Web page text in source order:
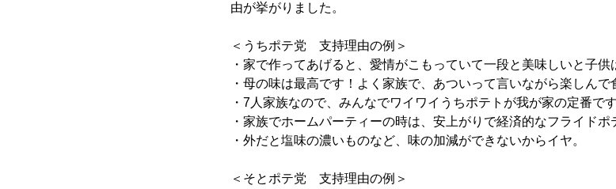
由が挙がりました。
＜うちポテ党 支持理由の例＞
・家で作ってあげると、愛情がこもっていて一段と美味しいと子供
・母の味は最高です！よく家族で、あついって言いながら楽しんで
・7人家族なので、みんなでワイワイうちポテトが我が家の定番です
・家族でホームパーティーの時は、安上がりで経済的なフライドポ
・外だと塩味の濃いものなど、味の加減ができないからイヤ。
＜そとポテ党 支持理由の例＞